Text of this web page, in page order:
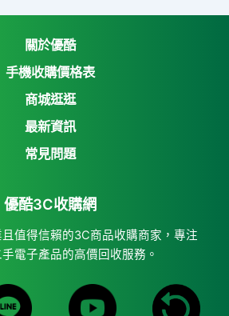
關於優酷
手機收購價格表
商城逛逛
優酷3C收購網
Yahoo購物中心
7-11 i open mall
蝦皮購物
最新資訊
常見問題
優酷3C收購網
值得信賴的3C商品收購商家，專注
電子產品的高價回收服務。